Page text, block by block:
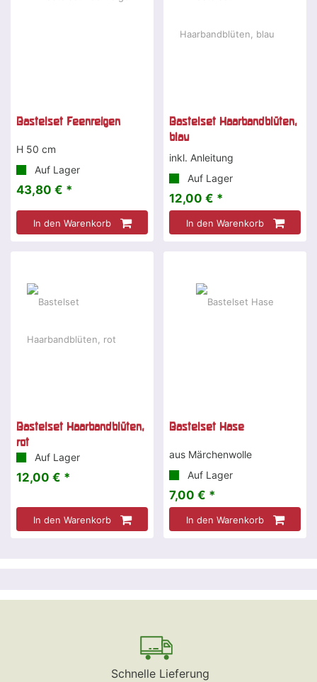
Bastelset Feenreigen
H 50 cm
Auf Lager
43,80 € *
In den Warenkorb
Bastelset Haarbandblüten,
blau
inkl. Anleitung
Auf Lager
12,00 € *
In den Warenkorb
Bastelset Haarbandblüten,
rot
Auf Lager
12,00 € *
In den Warenkorb
Bastelset Hase
aus Märchenwolle
Auf Lager
7,00 € *
In den Warenkorb
Schnelle Lieferung